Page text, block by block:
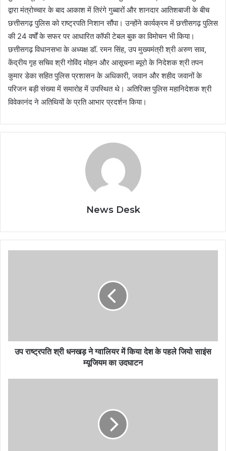
द्वारा मंत्रोच्चार के बाद आकाश में तिरंगे गुब्बारों और शानदार आतिशबाजी के बीच
छत्तीसगढ़ पुलिस को राष्ट्रपति निशान सौंपा। उन्होंने कार्यक्रम में छत्तीसगढ़ पुलिस
की 24 वर्षों के सफर पर आधारित कॉफी टेबल बुक का विमोचन भी किया।
छत्तीसगढ़ विधानसभा के अध्यक्ष डॉ. रमन सिंह, उप मुख्यमंत्री श्री अरुण साव,
केंद्रीय गृह सचिव श्री गोविंद मोहन और आसूचना ब्यूरो के निदेशक श्री तपन
कुमार डेका सहित पुलिस प्रशासन के अधिकारी, जवान और शहीद जवानों के
परिजन बड़ी संख्या में समारोह में उपस्थित थे। अतिरिक्त पुलिस महानिदेशक श्री
विवेकानंद ने अतिथियों के प्रति आभार प्रदर्शन किया।
News Desk
उप राष्ट्रपति श्री धनखड़ ने ग्वालियर में किया देश के पहले जियो साइंस
म्यूजियम का उदघाटन